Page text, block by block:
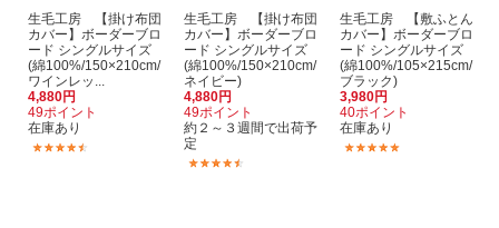
生毛工房 【掛け布団
カバー】ボーダーブロ
ード シングルサイズ
(綿100%/150×210cm/
ワインレッ...
4,880円
49ポイント
在庫あり
生毛工房 【掛け布団
カバー】ボーダーブロ
ード シングルサイズ
(綿100%/150×210cm/
ネイビー)
4,880円
49ポイント
約２～３週間で出荷予
定
生毛工房 【敷ふとん
カバー】ボーダーブロ
ード シングルサイズ
(綿100%/105×215cm/
ブラック)
3,980円
40ポイント
在庫あり